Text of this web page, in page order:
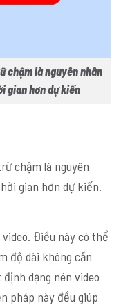
chậm là nguyên nhân
gian hơn dự kiến
chậm là nguyên
gian hơn dự kiến.
Điều này có thể
độ dài không cần
dạng nén video
pháp này đều giúp